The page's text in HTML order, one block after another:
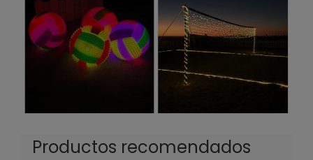
Productos recomendados